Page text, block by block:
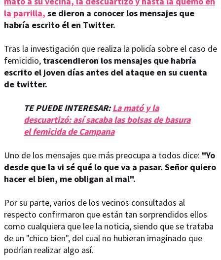
la parrilla, se dieron a conocer los mensajes que
habría escrito él en Twitter.
Tras la investigación que realiza la policía sobre el caso de
femicidio, trascendieron los mensajes que habría
escrito el joven días antes del ataque en su cuenta
de twitter.
TE PUEDE INTERESAR:La mató y la
descuartizó: así sacaba las bolsas de basura
el femicida de Campana
Uno de los mensajes que más preocupa a todos dice: "Yo
desde que la vi sé qué lo que va a pasar. Señor quiero
hacer el bien, me obligan al mal".
Por su parte, varios de los vecinos consultados al
respecto confirmaron que están tan sorprendidos ellos
como cualquiera que lee la noticia, siendo que se trataba
de un "chico bien", del cual no hubieran imaginado que
podrían realizar algo así.